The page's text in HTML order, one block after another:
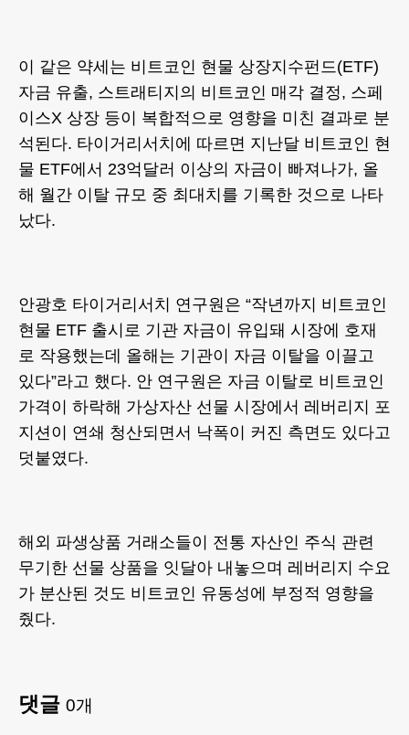
이 같은 약세는 비트코인 현물 상장지수펀드(ETF)
자금 유출, 스트래티지의 비트코인 매각 결정, 스페
이스X 상장 등이 복합적으로 영향을 미친 결과로 분
석된다. 타이거리서치에 따르면 지난달 비트코인 현
물 ETF에서 23억달러 이상의 자금이 빠져나가, 올
해 월간 이탈 규모 중 최대치를 기록한 것으로 나타
났다.
안광호 타이거리서치 연구원은 “작년까지 비트코인
현물 ETF 출시로 기관 자금이 유입돼 시장에 호재
로 작용했는데 올해는 기관이 자금 이탈을 이끌고
있다”라고 했다. 안 연구원은 자금 이탈로 비트코인
가격이 하락해 가상자산 선물 시장에서 레버리지 포
지션이 연쇄 청산되면서 낙폭이 커진 측면도 있다고
덧붙였다.
해외 파생상품 거래소들이 전통 자산인 주식 관련
무기한 선물 상품을 잇달아 내놓으며 레버리지 수요
가 분산된 것도 비트코인 유동성에 부정적 영향을
줬다.
댓글 0개